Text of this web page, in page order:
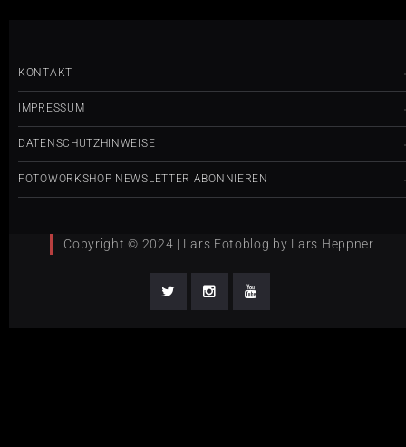
KONTAKT
IMPRESSUM
DATENSCHUTZHINWEISE
FOTOWORKSHOP NEWSLETTER ABONNIEREN
Copyright © 2024 | Lars Fotoblog by Lars Heppner